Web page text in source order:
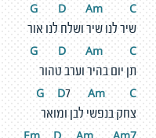
G D Am C
שיר לנו שיר ושלח לנו אור
G D Am C
תן יום בהיר וערב טהור
G D7 Am C
צחק בנפשי לבן ומואר